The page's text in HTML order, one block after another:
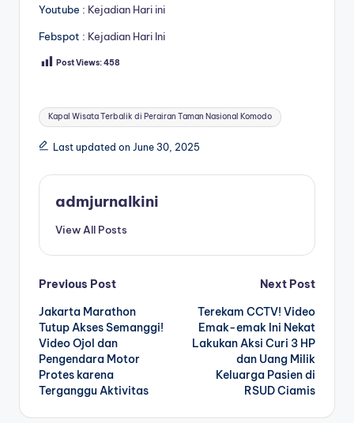
Youtube : Kejadian Hari ini
Febspot : Kejadian Hari Ini
Post Views:458
Tags:
Kapal Wisata Terbalik di Perairan Taman Nasional Komodo
Last updated on June 30, 2025
admjurnalkini
View All Posts
Post
navigation
Previous Post
Jakarta Marathon
Tutup Akses Semanggi!
Video Ojol dan
Pengendara Motor
Protes karena
Terganggu Aktivitas
Next Post
Terekam CCTV! Video
Emak-emak Ini Nekat
Lakukan Aksi Curi 3 HP
dan Uang Milik
Keluarga Pasien di
RSUD Ciamis